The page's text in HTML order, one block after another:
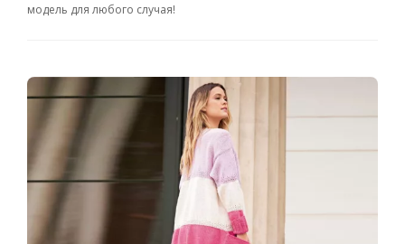
модель для любого случая!